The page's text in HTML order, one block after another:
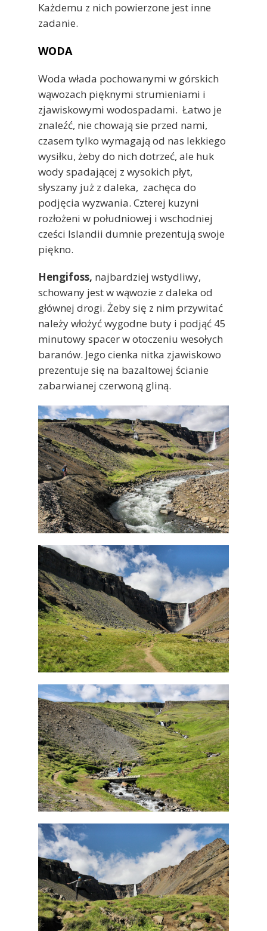
Każdemu z nich powierzone jest inne
zadanie.
WODA
Woda włada pochowanymi w górskich
wąwozach pięknymi strumieniami i
zjawiskowymi wodospadami. Łatwo je
znaleźć, nie chowają sie przed nami,
czasem tylko wymagają od nas lekkiego
wysiłku, żeby do nich dotrzeć, ale huk
wody spadającej z wysokich płyt,
słyszany już z daleka, zachęca do
podjęcia wyzwania. Czterej kuzyni
rozłożeni w południowej i wschodniej
cześci Islandii dumnie prezentują swoje
piękno.
Hengifoss, najbardziej wstydliwy,
schowany jest w wąwozie z daleka od
głównej drogi. Żeby się z nim przywitać
należy włożyć wygodne buty i podjąć 45
minutowy spacer w otoczeniu wesołych
baranów. Jego cienka nitka zjawiskowo
prezentuje się na bazaltowej ścianie
zabarwianej czerwoną gliną.